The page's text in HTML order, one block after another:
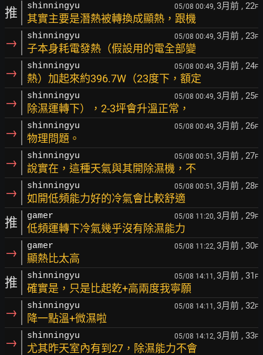
推 shinningyu 05/08 00:49, 3月前 , 22F
其實主要是潛熱被轉換成顯熱，跟機
→ shinningyu 05/08 00:49, 3月前 , 23F
子本身耗電發熱（假設用的電全部變
→ shinningyu 05/08 00:49, 3月前 , 24F
熱）加起來約396.7W（23度下，額定
→ shinningyu 05/08 00:49, 3月前 , 25F
除濕運轉下），2-3坪會升溫正常，
→ shinningyu 05/08 00:49, 3月前 , 26F
物理問題。
→ shinningyu 05/08 00:51, 3月前 , 27F
說實在，這種天氣與其開除濕機，不
→ shinningyu 05/08 00:51, 3月前 , 28F
如開低頻能力好的冷氣會比較舒適
推 gamer 05/08 11:20, 3月前 , 29F
低頻運轉下冷氣幾乎沒有除濕能力
→ gamer 05/08 11:22, 3月前 , 30F
顯熱比太高
推 shinningyu 05/08 14:11, 3月前 , 31 F
確實是，只是比起乾+高兩度我寧願
→ shinningyu 05/08 14:11, 3月前 , 32F
降一點溫+微濕啦
→ shinningyu 05/08 14:12, 3月前 , 33F
尤其昨天室內有到27，除濕能力不會